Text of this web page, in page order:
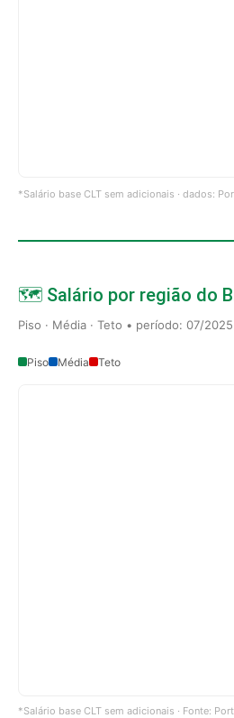
*Salário base CLT sem adicionais · dados:
🗺️ Salário por região do
Piso · Média · Teto • período: 07/
Piso Média Teto
*Salário base CLT sem adicionais · Fonte: